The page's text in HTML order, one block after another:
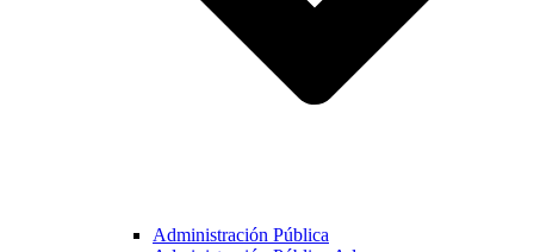
Administración Pública